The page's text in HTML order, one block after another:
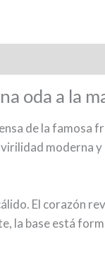
oda a la
de la famosa
moderna
El corazón
la base está